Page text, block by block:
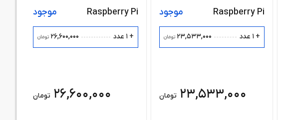
Raspberry Pi موجود
+ 1 عدد 26,600,000 تومان
26,600,000 تومان
Raspberry Pi موجود
+ 1 عدد 23,533,000 تومان
23,533,000 تومان